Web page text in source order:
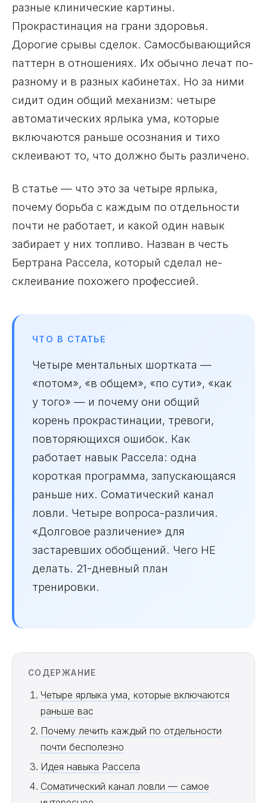
разные клинические картины.
Прокрастинация на грани здоровья.
Дорогие срывы сделок. Самосбывающийся
паттерн в отношениях. Их обычно лечат по-
разному и в разных кабинетах. Но за ними
сидит один общий механизм: четыре
автоматических ярлыка ума, которые
включаются раньше осознания и тихо
склеивают то, что должно быть различено.
В статье — что это за четыре ярлыка,
почему борьба с каждым по отдельности
почти не работает, и какой один навык
забирает у них топливо. Назван в честь
Бертрана Рассела, который сделал не-
склеивание похожего профессией.
ЧТО В СТАТЬЕ
Четыре ментальных шортката —
«потом», «в общем», «по сути», «как
у того» — и почему они общий
корень прокрастинации, тревоги,
повторяющихся ошибок. Как
работает навык Рассела: одна
короткая программа, запускающаяся
раньше них. Соматический канал
ловли. Четыре вопроса-различия.
«Долговое различение» для
застаревших обобщений. Чего НЕ
делать. 21-дневный план
тренировки.
СОДЕРЖАНИЕ
Четыре ярлыка ума, которые включаются
раньше вас
Почему лечить каждый по отдельности
почти бесполезно
Идея навыка Рассела
Соматический канал ловли — самое